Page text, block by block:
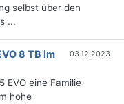
selbst über den
...
8 TB im
03.12.2023
EVO eine Familie
hohe